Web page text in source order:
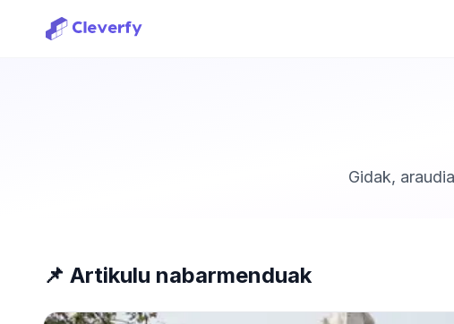
Gidak,
📌 Artikulu nabarmenduak